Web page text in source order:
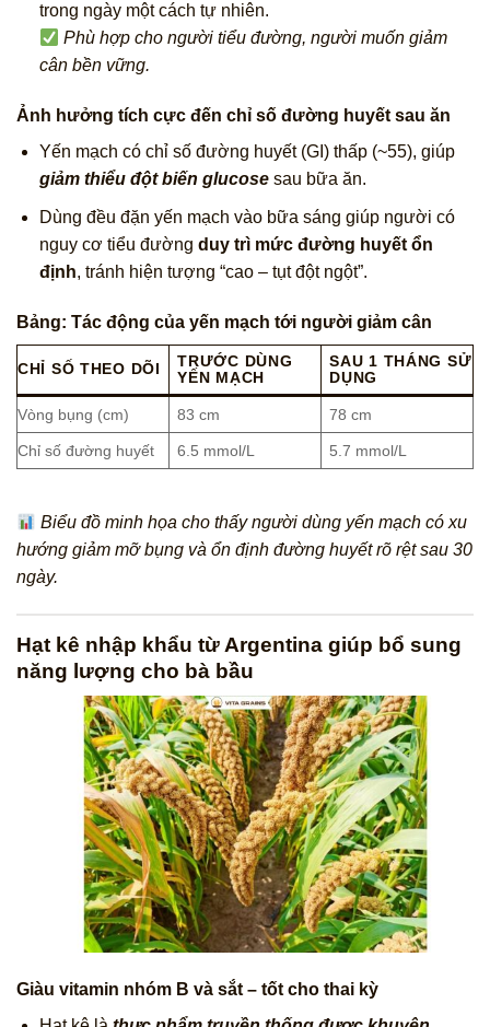
trong ngày một cách tự nhiên.
Phù hợp cho người tiểu đường, người muốn giảm
cân bền vững.
Ảnh hưởng tích cực đến chỉ số đường huyết sau ăn
Yến mạch có chỉ số đường huyết (GI) thấp (~55), giúp
giảm thiểu đột biến glucosesau bữa ăn.
Dùng đều đặn yến mạch vào bữa sáng giúp người có
nguy cơ tiểu đường duy trì mức đường huyết ổn
định, tránh hiện tượng “cao – tụt đột ngột”.
Bảng: Tác động của yến mạch tới người giảm cân
CHỈ SỐ THEO DÕI
TRƯỚC DÙNG
YẾN MẠCH
SAU 1 THÁNG SỬ
DỤNG
Vòng bụng (cm) 83 cm 78 cm
Chỉ số đường huyết 6.5 mmol/L 5.7 mmol/L
Biểu đồ minh họa cho thấy người dùng yến mạch có xu
hướng giảm mỡ bụng và ổn định đường huyết rõ rệt sau 30
ngày.
Hạt kê nhập khẩu từ Argentina giúp bổ sung
năng lượng cho bà bầu
Giàu vitamin nhóm B và sắt – tốt cho thai kỳ